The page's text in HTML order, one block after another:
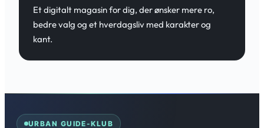
Et digitalt magasin for dig, der ønsker mere ro,
bedre valg og et hverdagsliv med karakter og
kant.
URBAN GUIDE-KLUB